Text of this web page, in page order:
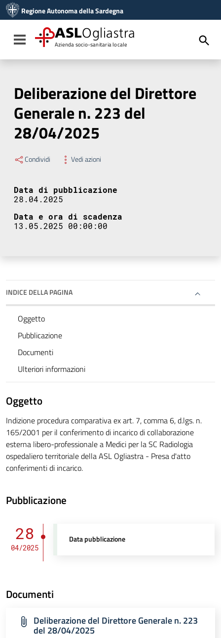
Vai al menu di navigazione
Vai al footer
Regione Autonoma della Sardegna
Toggle navigation
ASLOgliastra
Azienda socio-sanitaria locale
Deliberazione del Direttore
Generale n. 223 del
28/04/2025
Condividi Vedi azioni
Data di pubblicazione
28.04.2025
Data e ora di scadenza
13.05.2025 00:00:00
INDICE DELLA PAGINA
Oggetto
Pubblicazione
Documenti
Ulteriori informazioni
Oggetto
Indizione procedura comparativa ex art. 7, comma 6, d.lgs. n.
165/2001 per il conferimento di incarico di collaborazione
esterna libero-professionale a Medici per la SC Radiologia
ospedaliero territoriale della ASL Ogliastra - Presa d'atto
conferimenti di incarico.
Pubblicazione
28
04/2025
Data pubblicazione
Documenti
Deliberazione del Direttore Generale n. 223
del 28/04/2025